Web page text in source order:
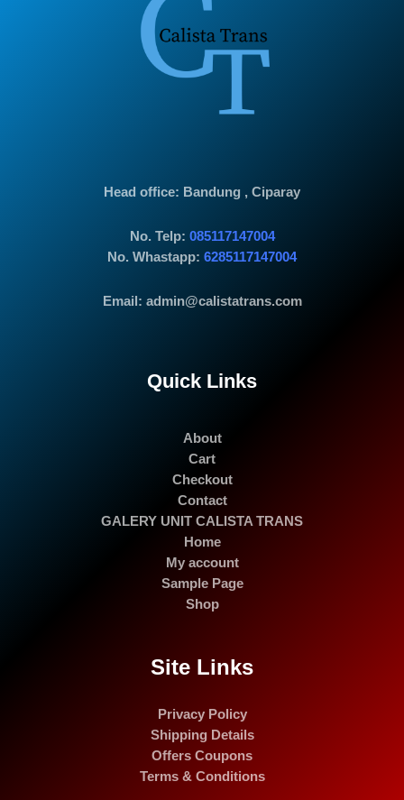
Head office: Bandung , Ciparay
No. Telp: 085117147004
No. Whastapp: 6285117147004
Email: admin@calistatrans.com
Quick Links
About
Cart
Checkout
Contact
GALERY UNIT CALISTA TRANS
Home
My account
Sample Page
Shop
Site Links
Privacy Policy
Shipping Details
Offers Coupons
Terms & Conditions